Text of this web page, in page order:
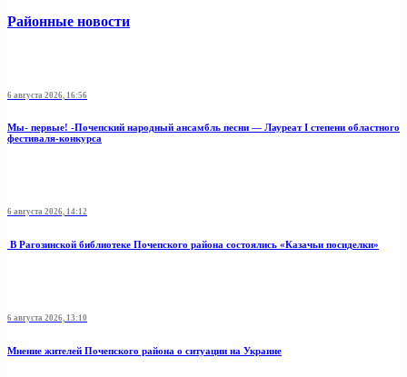
Районные новости
6 августа 2026, 16:56
Мы- первые! -Почепский народный ансамбль песни — Лауреат I степени областного
фестиваля-конкурса
6 августа 2026, 14:12
В Рагозинской библиотеке Почепского района состоялись «Казачьи посиделки»
6 августа 2026, 13:10
Мнение жителей Почепского района о ситуации на Украине